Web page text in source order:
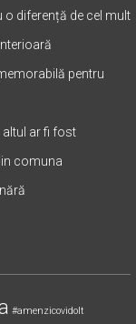
diferență de cel mult
pentru
altul ar fi fost
comuna
#amenzicovidolt